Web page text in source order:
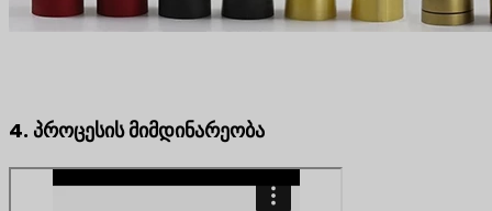
4. პროცესის მიმდინარეობა